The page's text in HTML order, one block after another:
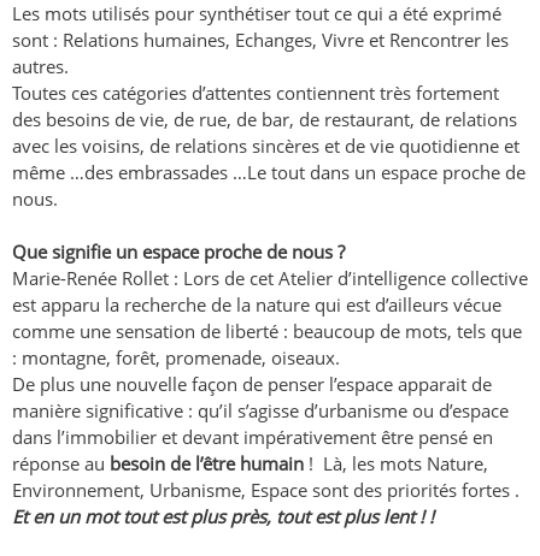
Les mots utilisés pour synthétiser tout ce qui a été exprimé
sont : Relations humaines, Echanges, Vivre et Rencontrer les
autres.
Toutes ces catégories d’attentes contiennent très fortement
des besoins de vie, de rue, de bar, de restaurant, de relations
avec les voisins, de relations sincères et de vie quotidienne et
même …des embrassades …Le tout dans un espace proche de
nous.
Que signifie un espace proche de nous ?
Marie-Renée Rollet : Lors de cet Atelier d’intelligence collective
est apparu la recherche de la nature qui est d’ailleurs vécue
comme une sensation de liberté : beaucoup de mots, tels que
: montagne, forêt, promenade, oiseaux.
De plus une nouvelle façon de penser l’espace apparait de
manière significative : qu’il s’agisse d’urbanisme ou d’espace
dans l’immobilier et devant impérativement être pensé en
réponse au besoin de l’être humain ! Là, les mots Nature,
Environnement, Urbanisme, Espace sont des priorités fortes .
Et en un mot tout est plus près, tout est plus lent ! !